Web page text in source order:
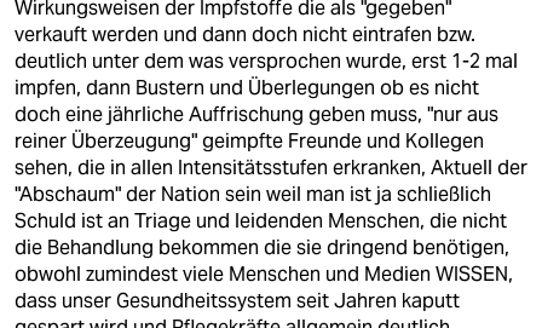
Wirkungsweisen der Impfstoffe die als "gegeben"
verkauft werden und dann doch nicht eintrafen bzw.
deutlich unter dem was versprochen wurde, erst 1-2 mal
impfen, dann Bustern und Überlegungen ob es nicht
doch eine jährliche Auffrischung geben muss, "nur aus
reiner Überzeugung" geimpfte Freunde und Kollegen
sehen, die in allen Intensitätsstufen erkranken, Aktuell der
"Abschaum" der Nation sein weil man ist ja schließlich
Schuld ist an Triage und leidenden Menschen, die nicht
die Behandlung bekommen die sie dringend benötigen,
obwohl zumindest viele Menschen und Medien WISSEN,
dass unser Gesundheitssystem seit Jahren kaputt